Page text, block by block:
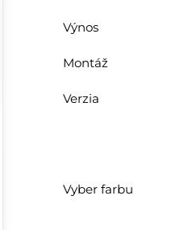
Výnos
Montáž
Verzia
Vyber farbu